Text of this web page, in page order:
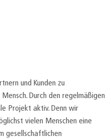
und Kunden zu
Durch den regelmäßigen
Projekt aktiv. Denn wir
vielen Menschen eine
gesellschaftlichen